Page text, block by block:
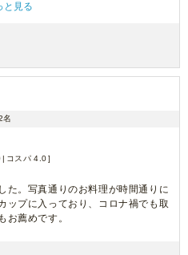
にご対応いただけた！
満足されておりました＾＾
考えております。
と見る
名
コスパ 4.0
た。写真通りのお料理が時間通りに
ップに入っており、コロナ禍でも取
お薦めです。